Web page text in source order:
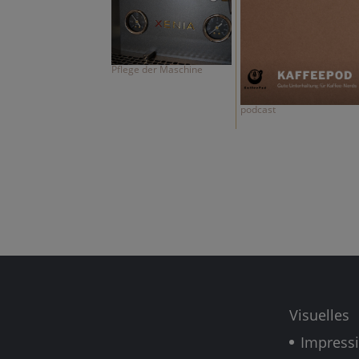
Pflege der Maschine
podcast
Visuelles